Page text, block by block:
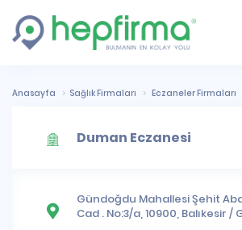
Anasayfa Sağlık Firmaları Eczaneler Firmaları
Duman Eczanesi
Gündoğdu MahallesiŞehit
Cad . No:3/a, 10900, Balıkesir /